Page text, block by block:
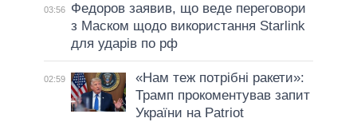
03:56
Федоров заявив, що веде переговори
з Маском щодо використання Starlink
для ударів по рф
02:59
«Нам теж потрібні ракети»:
Трамп прокоментував запит
України на Patriot